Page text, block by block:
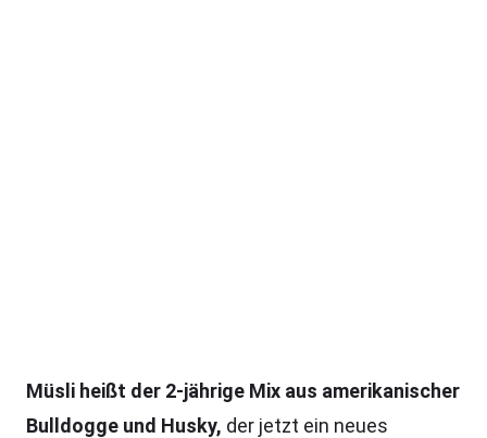
Müsli heißt der 2-jährige Mix aus amerikanischer
Bulldogge und Husky, der jetzt ein neues